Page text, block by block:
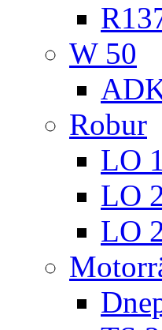
W 50
Robur
LO
LO
LO